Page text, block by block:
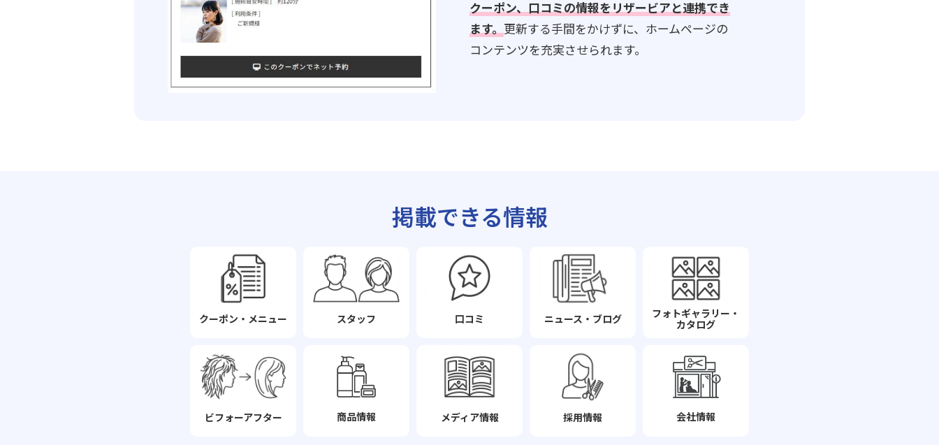
クーポン、口コミの情報をリザービアと連携でき
ます。 更新する手間をかけずに、ホームページの
コンテンツを充実させられます。
掲載できる情報
クーポン・メニュー スタッフ 口コミ ニュース・ブログ
フォトギャラリー・
カタログ
ビフォーアフター 商品情報 メディア情報 採用情報 会社情報